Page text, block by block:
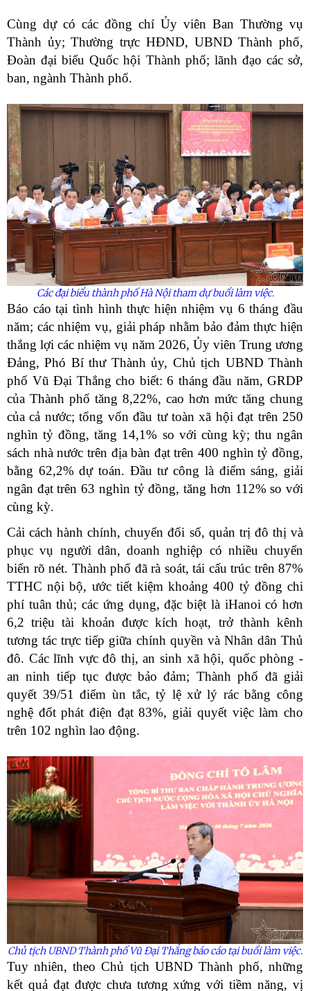
Cùng dự có các đồng chí Ủy viên Ban Thường vụ
Thành ủy; Thường trực HĐND, UBND Thành phố,
Đoàn đại biểu Quốc hội Thành phố; lãnh đạo các sở,
ban, ngành Thành phố.
Các đại biểu thành phố Hà Nội tham dự buổi làm việc.
Báo cáo tại tình hình thực hiện nhiệm vụ 6 tháng đầu
năm; các nhiệm vụ, giải pháp nhằm bảo đảm thực hiện
thắng lợi các nhiệm vụ năm 2026, Ủy viên Trung ương
Đảng, Phó Bí thư Thành ủy, Chủ tịch UBND Thành
phố Vũ Đại Thắng cho biết: 6 tháng đầu năm, GRDP
của Thành phố tăng 8,22%, cao hơn mức tăng chung
của cả nước; tổng vốn đầu tư toàn xã hội đạt trên 250
nghìn tỷ đồng, tăng 14,1% so với cùng kỳ; thu ngân
sách nhà nước trên địa bàn đạt trên 400 nghìn tỷ đồng,
bằng 62,2% dự toán. Đầu tư công là điểm sáng, giải
ngân đạt trên 63 nghìn tỷ đồng, tăng hơn 112% so với
cùng kỳ.
Cải cách hành chính, chuyển đổi số, quản trị đô thị và
phục vụ người dân, doanh nghiệp có nhiều chuyển
biến rõ nét. Thành phố đã rà soát, tái cấu trúc trên 87%
TTHC nội bộ, ước tiết kiệm khoảng 400 tỷ đồng chi
phí tuân thủ; các ứng dụng, đặc biệt là iHanoi có hơn
6,2 triệu tài khoản được kích hoạt, trở thành kênh
tương tác trực tiếp giữa chính quyền và Nhân dân Thủ
đô. Các lĩnh vực đô thị, an sinh xã hội, quốc phòng -
an ninh tiếp tục được bảo đảm; Thành phố đã giải
quyết 39/51 điểm ùn tắc, tỷ lệ xử lý rác bằng công
nghệ đốt phát điện đạt 83%, giải quyết việc làm cho
trên 102 nghìn lao động.
Chủ tịch UBND Thành phố Vũ Đại Thắng báo cáo tại buổi làm việc.
Tuy nhiên, theo Chủ tịch UBND Thành phố, những
kết quả đạt được chưa tương xứng với tiềm năng, vị